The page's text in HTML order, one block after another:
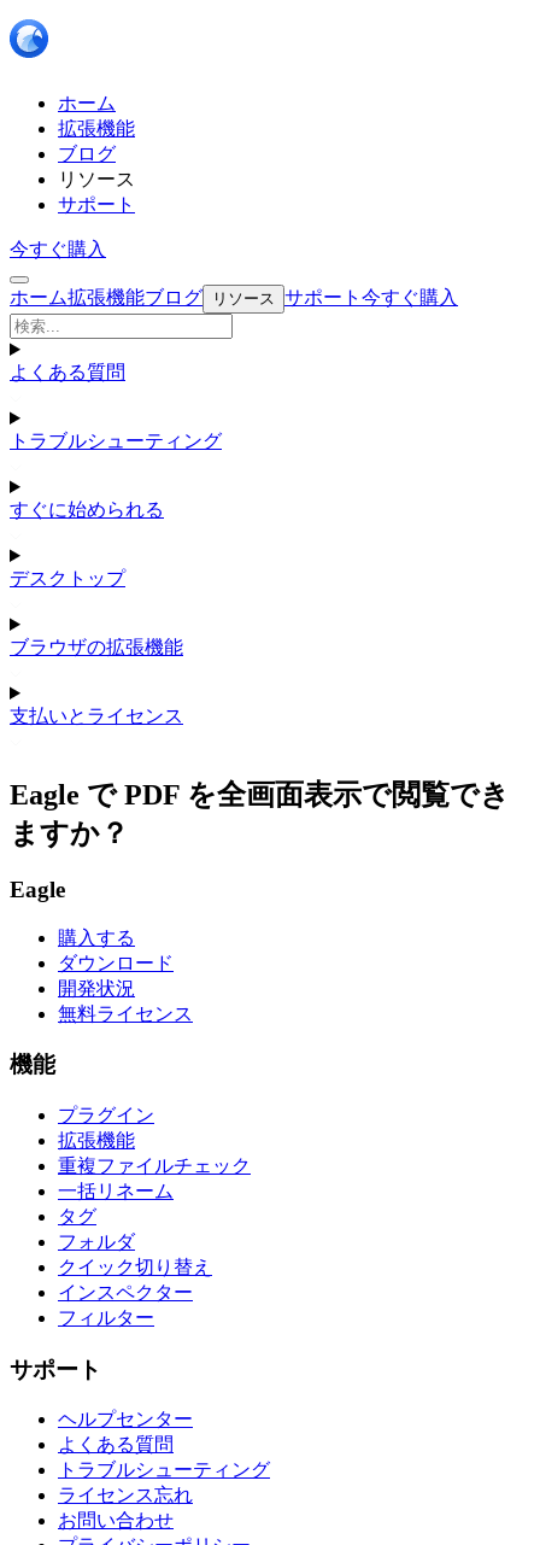
ホーム
拡張機能
ブログ
リソース
サポート
今すぐ購入
ホーム拡張機能ブログ リソース サポート 今すぐ購入
よくある質問
トラブルシューティング
すぐに始められる
デスクトップ
ブラウザの拡張機能
支払いとライセンス
Eagle で PDF を全画面表示で閲覧でき
ますか？
Eagle
購入する
ダウンロード
開発状況
無料ライセンス
機能
プラグイン
拡張機能
重複ファイルチェック
一括リネーム
タグ
フォルダ
クイック切り替え
インスペクター
フィルター
サポート
ヘルプセンター
よくある質問
トラブルシューティング
ライセンス忘れ
お問い合わせ